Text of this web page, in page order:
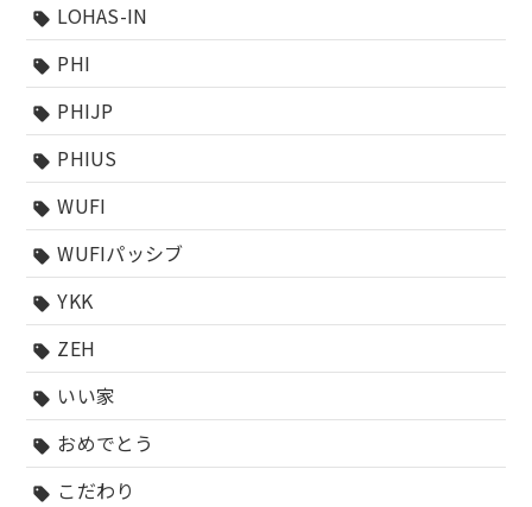
sell LOHAS-IN
sell PHI
sell PHIJP
sell PHIUS
sell WUFI
sell WUFIパッシブ
sell YKK
sell ZEH
sell いい家
sell おめでとう
sell こだわり